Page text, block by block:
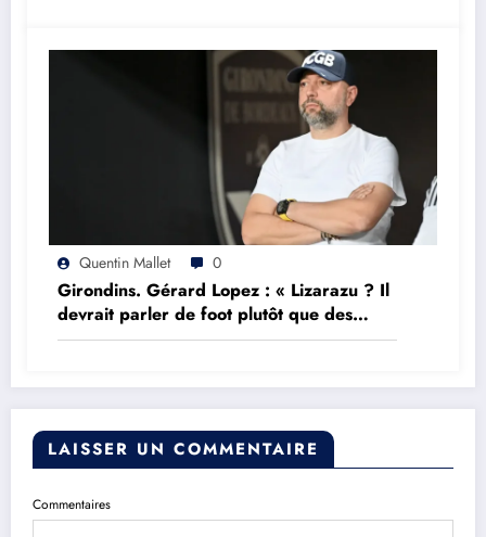
Quentin Mallet 0
Girondins. Gérard Lopez : « Lizarazu ? Il
devrait parler de foot plutôt que des
choses qu’il ne comprend pas »
LAISSER UN COMMENTAIRE
Commentaires